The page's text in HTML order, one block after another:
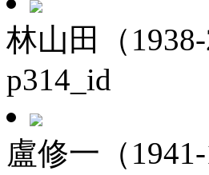
林山田（1938-
p314_id
盧修一（1941-